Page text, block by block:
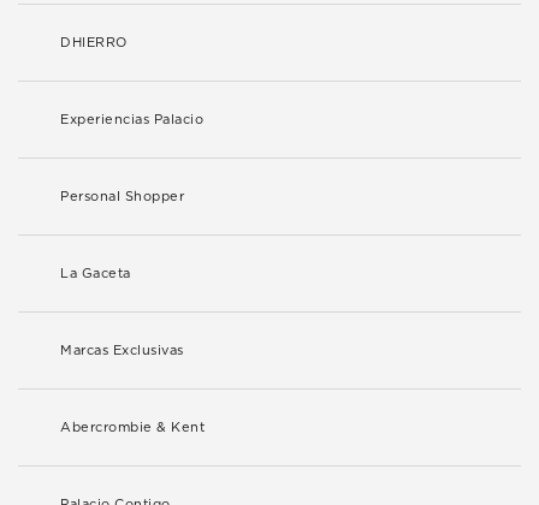
DHIERRO
Experiencias Palacio
Personal Shopper
La Gaceta
Marcas Exclusivas
Abercrombie & Kent